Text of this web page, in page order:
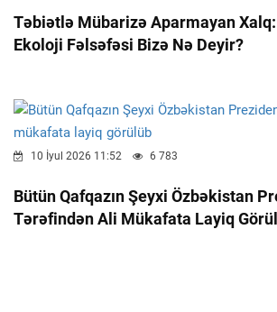
Təbiətlə Mübarizə Aparmayan Xalq:
Ekoloji Fəlsəfəsi Bizə Nə Deyir?
10 İyul 2026 11:52 6 783
Bütün Qafqazın Şeyxi Özbəkistan
Tərəfindən Ali Mükafata Layiq